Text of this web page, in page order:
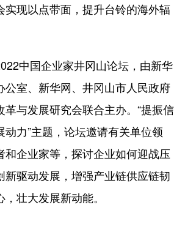
实现以点带面，提升台铃的海外辐
中国企业家井冈山论坛，由新华
公室、新华网、井冈山市人民政府
革与发展研究会联合主办。“提振信
动力”主题，论坛邀请有关单位领
和企业家等，探讨企业如何迎战压
新驱动发展，增强产业链供应链韧
壮大发展新动能。